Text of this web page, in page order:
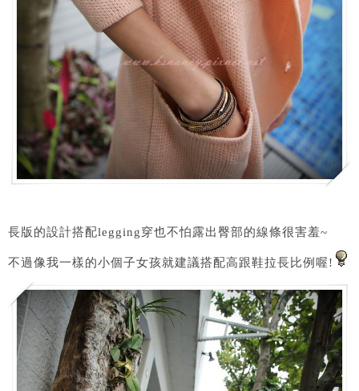
長版的設計搭配legging穿也不怕露出臀部的線條很害羞~
不過像我一樣的小個子女孩就建議搭配高跟鞋拉長比例喔!